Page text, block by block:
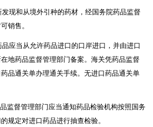
发现和从境外引种的药材，经国务院药品监督
销售。
品应当从允许药品进口的口岸进口，并由进口
地药品监督管理部门备案。海关凭药品监督
品通关单办理通关手续。无进口药品通关单
监督管理部门应当通知药品检验机构按照国务
规定对进口药品进行抽查检验。